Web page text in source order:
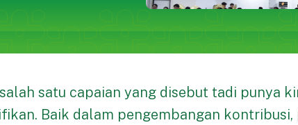
satu capaian yang disebut tadi punya
Baik dalam pengembangan kontribusi,